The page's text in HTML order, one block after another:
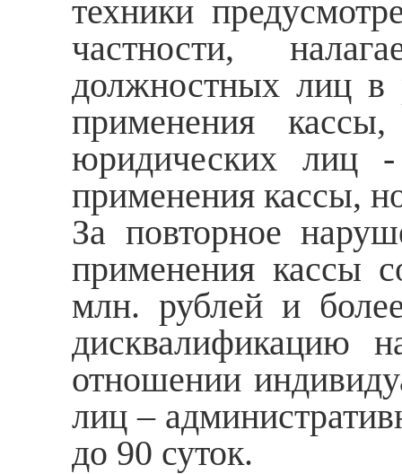
техники
частности,
должностных лиц в
применения
юридических лиц
применения кассы,
За повторное
применения кассы
млн. рублей и
дисквалификацию
отношении
лиц –
до 90 суток.